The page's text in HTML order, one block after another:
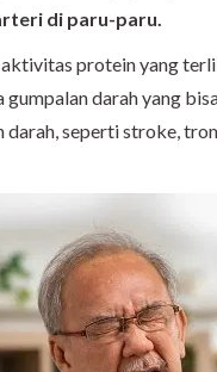
di paru-paru.
protein yang
darah yang
seperti stroke,